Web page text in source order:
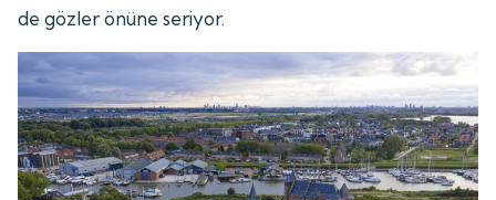
de gözler önüne seriyor.